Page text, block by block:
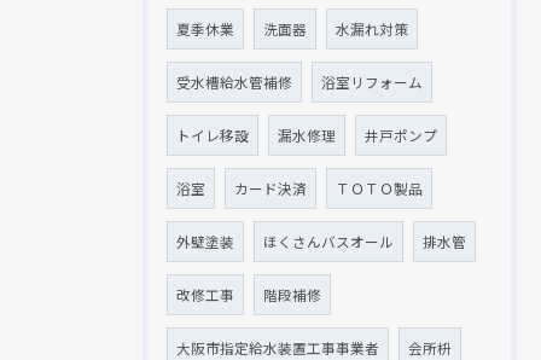
夏季休業 洗面器 水漏れ対策
受水槽給水管補修 浴室リフォーム
トイレ移設 漏水修理 井戸ポンプ
浴室 カード決済 ＴＯＴＯ製品
外壁塗装 ほくさんバスオール 排水管
改修工事 階段補修
大阪市指定給水装置工事事業者 会所枡